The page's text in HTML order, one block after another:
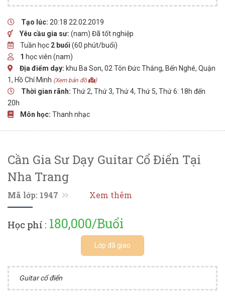
Tạo lúc: 20:18 22.02.2019
Yêu cầu gia sư: (nam) Đã tốt nghiệp
Tuần học 2 buổi (60 phút/buổi)
1 học viên (nam)
Địa điểm dạy: khu Ba Son, 02 Tôn Đức Thắng, Bến Nghé, Quận
1, Hồ Chí Minh (Xem bản đồ )
Thời gian rãnh: Thứ 2, Thứ 3, Thứ 4, Thứ 5, Thứ 6: 18h đến
20h
Môn học: Thanh nhạc
Cần Gia Sư Dạy Guitar Cổ Điển Tại
Nha Trang
Mã lớp: 1947 Xem thêm
Học phí : 180,000/Buổi
Lớp đã giao
Guitar cổ điển